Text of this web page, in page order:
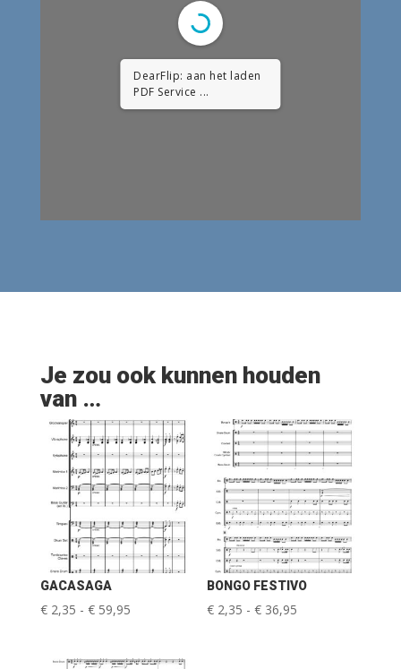
DearFlip: aan het laden
PDF Service ...
Je zou ook kunnen houden
van …
GACASAGA
€2,35 - €59,95Prijsklasse:
tot
BONGO FESTIVO
€ 2,35 - € 36,95